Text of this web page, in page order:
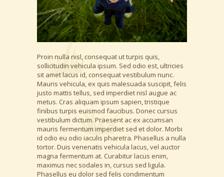
Proin nulla nisl, consequat ut turpis quis,
sollicitudin vehicula ipsum. Sed odio est, ultricies
sit amet lacus id, consequat vestibulum nunc.
Mauris vehicula, ex quis malesuada suscipit, felis
justo mattis tellus, sed imperdiet nisl augue ac
metus. Cras aliquam ipsum sapien, tristique
finibus turpis euismod faucibus. Donec cursus
vestibulum dictum. Praesent ac ex accumsan
mauris fermentum imperdiet sed et dolor. Morbi
id odio eu odio iaculis pharetra. Phasellus a nulla
tortor. Duis venenatis vehicula lacus, vel auctor
magna fermentum at. Curabitur lacus enim,
maximus nec sodales in, cursus sed ligula.
Phasellus eu dolor sed felis condimentum